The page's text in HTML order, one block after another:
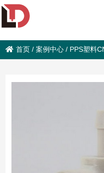
首页 /案例中心 / PPS塑料